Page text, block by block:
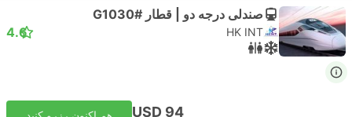
صندلی درجه دو | قطار #G1030
HK INT
4.6
USD 94